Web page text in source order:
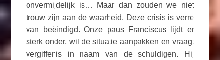
onvermijdelijk is… Maar dan zouden we niet
trouw zijn aan de waarheid. Deze crisis is verre
van beëindigd. Onze paus Franciscus lijdt er
sterk onder, wil de situatie aanpakken en vraagt
vergiffenis in naam van de schuldigen. Hij